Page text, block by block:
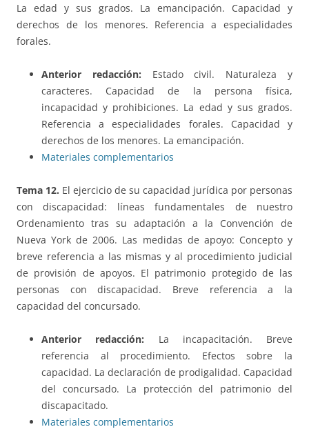
La edad y sus grados. La emancipación. Capacidad y
derechos de los menores. Referencia a especialidades
forales.
Anterior redacción: Estado civil. Naturaleza y
caracteres. Capacidad de la persona física,
incapacidad y prohibiciones. La edad y sus grados.
Referencia a especialidades forales. Capacidad y
derechos de los menores. La emancipación.
Materiales complementarios
Tema 12. El ejercicio de su capacidad jurídica por personas
con discapacidad: líneas fundamentales de nuestro
Ordenamiento tras su adaptación a la Convención de
Nueva York de 2006. Las medidas de apoyo: Concepto y
breve referencia a las mismas y al procedimiento judicial
de provisión de apoyos. El patrimonio protegido de las
personas con discapacidad. Breve referencia a la
capacidad del concursado.
Anterior redacción: La incapacitación. Breve
referencia al procedimiento. Efectos sobre la
capacidad. La declaración de prodigalidad. Capacidad
del concursado. La protección del patrimonio del
discapacitado.
Materiales complementarios